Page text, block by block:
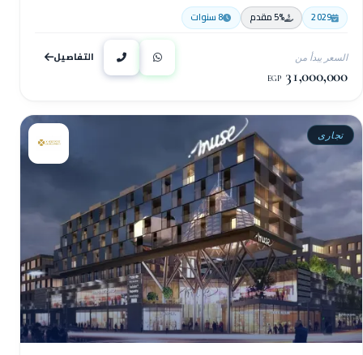
2029 5% مقدم 8 سنوات
السعر يبدأ من
31,000,000
EGP
التفاصيل
تجارى